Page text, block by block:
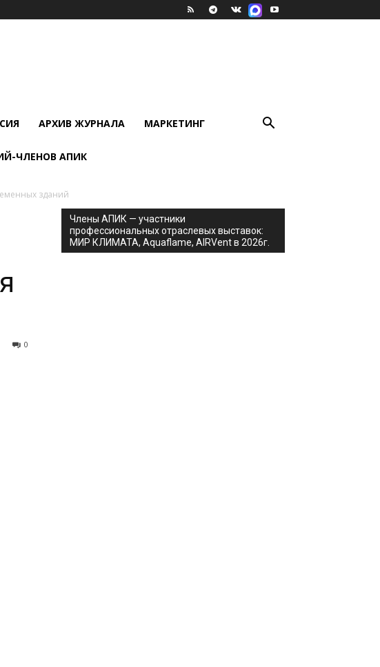
АРХИВ ЖУРНАЛА МАРКЕТИНГ
ЧЛЕНОВ АПИК
зданий
0
Члены АПИК — участники
профессиональных отраслевых выставок:
МИР КЛИМАТА, Aquaflame, AIRVent в 2026г.